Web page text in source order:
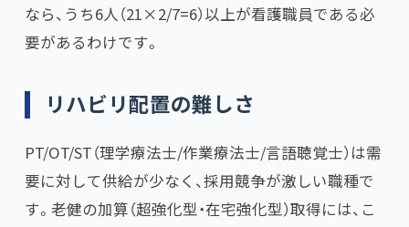
なら、うち6人（21×2/7=6）以上が看護職員である必
要があるわけです。
リハビリ配置の難しさ
PT/OT/ST（理学療法士/作業療法士/言語聴覚士）は需
要に対して供給が少なく、採用競争が激しい職種で
す。老健の加算（超強化型・在宅強化型）取得には、こ